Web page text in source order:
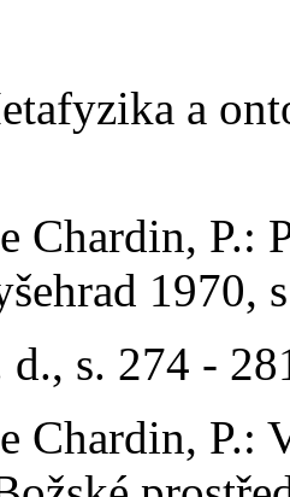
a
Chardin,
1970,
d., s. 274 -
Chardin, P.: